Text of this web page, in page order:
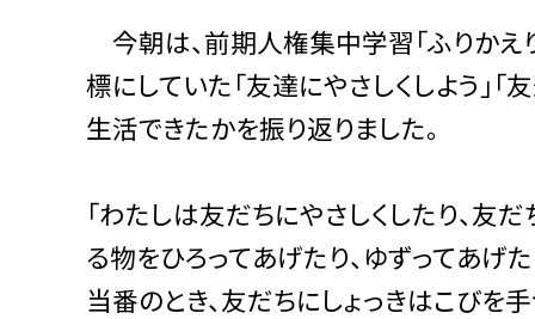
今朝は、前期人権集中学習「ふりかえ
標にしていた「友達にやさしくしよう」「
生活できたかを振り返りました。
「わたしは友だちにやさしくしたり、友
る物をひろってあげたり、ゆずってあげ
当番のとき、友だちにしょっきはこびを